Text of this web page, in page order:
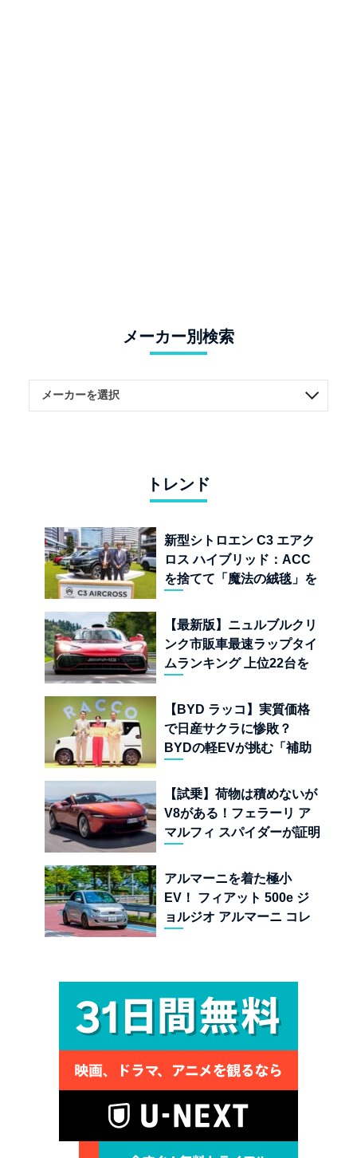
メーカー別検索
トレンド
新型シトロエン C3 エアク
ロス ハイブリッド：ACC
を捨てて「魔法の絨毯」を
児
【最新版】ニュルブルクリ
ンク市販車最速ラップタイ
ムランキング 上位22台を
【BYD ラッコ】実質価格
で日産サクラに惨敗？
BYDの軽EVが挑む「補助
界
【試乗】荷物は積めないが
V8がある！フェラーリ ア
マルフィ スパイダーが証明
ーの至福
アルマーニを着た極小
EV！ フィアット 500e ジ
ョルジオ アルマーニ コレ